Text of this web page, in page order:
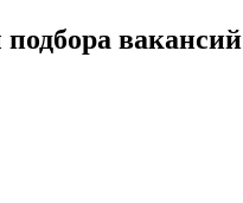
вакансий